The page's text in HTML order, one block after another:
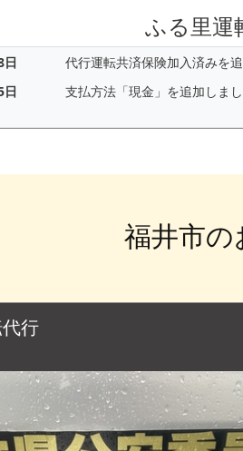
ふる里運
代行運転共済保険加入済みを追
支払方法「現金」を追加しまし
福井市
行